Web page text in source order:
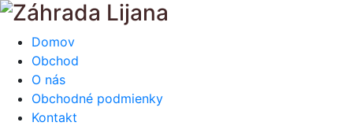
Domov
Obchod
O nás
Obchodné podmienky
Kontakt